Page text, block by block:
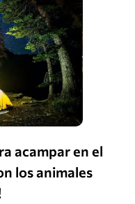
acampar en el
los animales